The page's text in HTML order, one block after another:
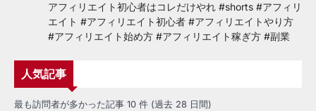
アフィリエイト初心者はコレだけやれ #shorts #アフィリ
エイト #アフィリエイト初心者 #アフィリエイトやり方
#アフィリエイト始め方 #アフィリエイト稼ぎ方 #副業
人気記事
最も訪問者が多かった記事 10 件 (過去 28 日間)